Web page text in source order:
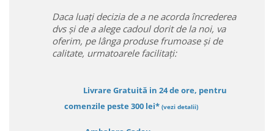
Daca luați decizia de a ne acorda încrederea
dvs și de a alege cadoul dorit de la noi, va
oferim, pe lânga produse frumoase și de
calitate, urmatoarele facilitați:
Livrare Gratuită in 24 de ore, pentru
comenzile peste 300 lei* (vezi detalii)